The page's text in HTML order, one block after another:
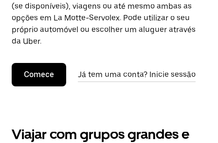
(se disponíveis), viagens ou até mesmo ambas as
opções em La Motte-Servolex. Pode utilizar o seu
próprio automóvel ou escolher um aluguer através
da Uber.
Comece Já tem uma conta? Inicie sessão
Viajar com grupos grandes e